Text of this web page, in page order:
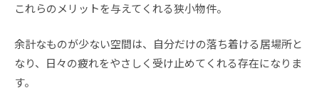
これらのメリットを与えてくれる狭小物件。
余計なものが少ない空間は、自分だけの落ち着ける居場所と
なり、日々の疲れをやさしく受け止めてくれる存在になりま
す。